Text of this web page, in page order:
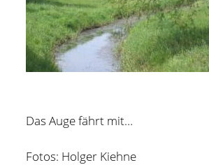
Das Auge fährt mit…
Fotos: Holger Kiehne